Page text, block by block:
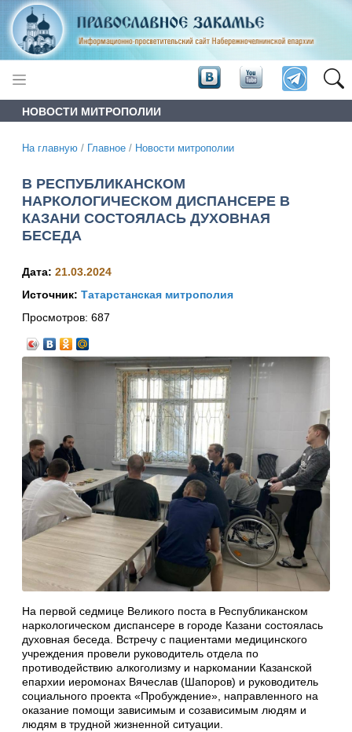
НОВОСТИ МИТРОПОЛИИ
На главную / Главное / Новости митрополии
В РЕСПУБЛИКАНСКОМ
НАРКОЛОГИЧЕСКОМ ДИСПАНСЕРЕ В
КАЗАНИ СОСТОЯЛАСЬ ДУХОВНАЯ
БЕСЕДА
Дата: 21.03.2024
Источник: Татарстанская митрополия
Просмотров: 687
На первой седмице Великого поста в Республиканском
наркологическом диспансере в городе Казани состоялась
духовная беседа. Встречу с пациентами медицинского
учреждения провели руководитель отдела по
противодействию алкоголизму и наркомании Казанской
епархии иеромонах Вячеслав (Шапоров) и руководитель
социального проекта «Пробуждение», направленного на
оказание помощи зависимым и созависимым людям и
людям в трудной жизненной ситуации.